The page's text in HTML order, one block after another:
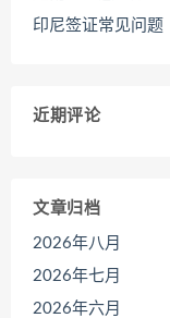
印尼签证常见问题
近期评论
文章归档
2026年八月
2026年七月
2026年六月